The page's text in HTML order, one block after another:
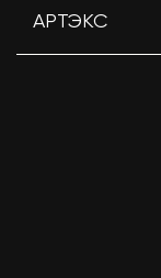
АРТЭКС